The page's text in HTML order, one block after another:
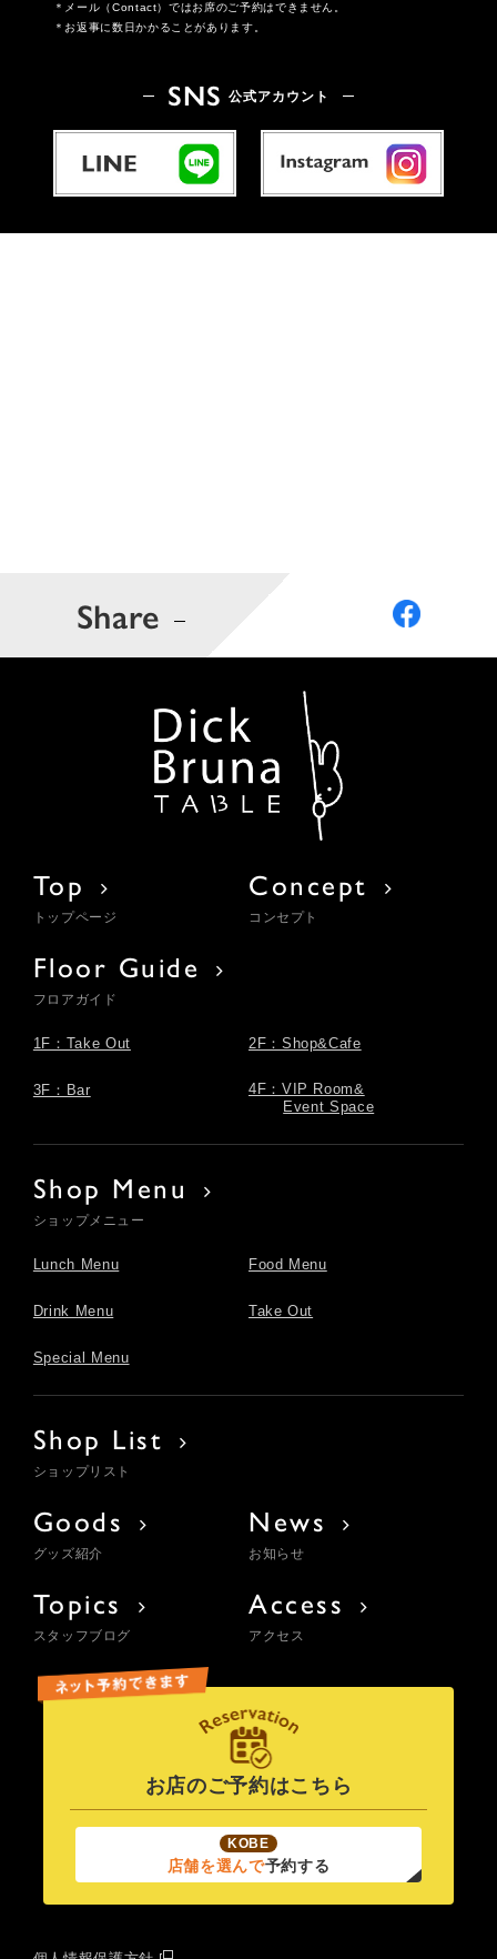
メール（Contact）ではお席のご予約はできません。
お返事に数日かかることがあります。
SNS 公式アカウント
Share
Top
トップページ
Concept
コンセプト
Floor Guide
フロアガイド
1F：Take Out 2F：Shop&Cafe
3F：Bar
4F：VIP Room&
Event Space
Shop Menu
ショップメニュー
Lunch Menu Food Menu
Drink Menu Take Out
Special Menu
Shop List
ショップリスト
Goods
グッズ紹介
News
お知らせ
Topics
スタッフブログ
Access
アクセス
お店のご予約はこちら
KOBE
店舗を選んで予約する